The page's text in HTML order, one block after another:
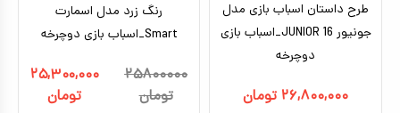
طرح داستان اسباب بازی مدل
جونیور JUNIOR 16_اسباب بازی
دوچرخه
۲۶,۸۰۰,۰۰۰ تومان
رنگ زرد مدل اسمارت
Smart_اسباب بازی دوچرخه
۲۵۸۰۰۰۰۰
تومان
۲۵,۳۰۰,۰۰۰
تومان